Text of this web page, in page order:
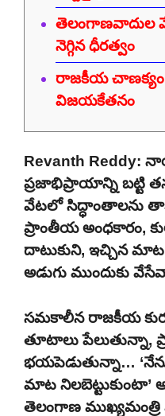
తెలంగాణవాదుల
నెగ్గిన ధీరత్వం
రాజకీయ చాణక్యం
విజయకేతనం
Revanth Reddy:
ప్రజాభిప్రాయాన్ని బట్టి
వేటలో సిద్ధాంతాలను
ప్రాంతీయ అంధకారం,
దాటుకుని, ఇచ్చిన మాట
అడుగు ముందుకు
సమకాలీన రాజకీయ
తూటాలు పేలుతున్నా,
భయపెడుతున్నా…
మాట నిలబెట్టుకుంటా’
తెలంగాణ ముఖ్యమంత్రి